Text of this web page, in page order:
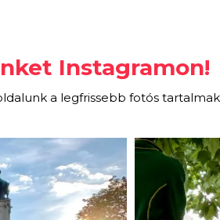
Instagramon!
a legfrissebb fotós